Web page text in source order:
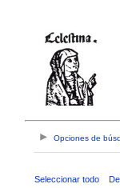
Opciones de
Seleccionar todo